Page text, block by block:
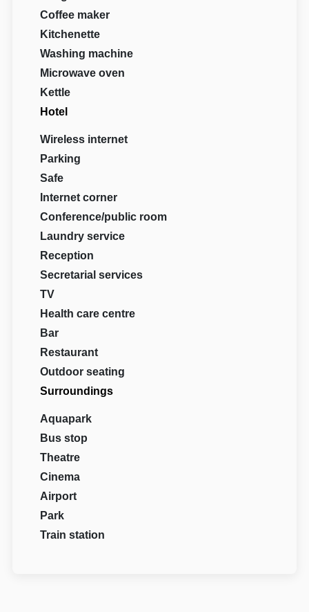
Coffee maker
Kitchenette
Washing machine
Microwave oven
Kettle
Hotel
Wireless internet
Parking
Safe
Internet corner
Conference/public room
Laundry service
Reception
Secretarial services
TV
Health care centre
Bar
Restaurant
Outdoor seating
Surroundings
Aquapark
Bus stop
Theatre
Cinema
Airport
Park
Train station